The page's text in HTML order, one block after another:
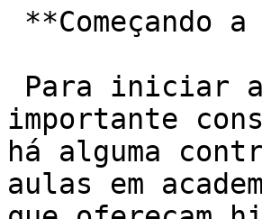
importante
há alguma
aulas em